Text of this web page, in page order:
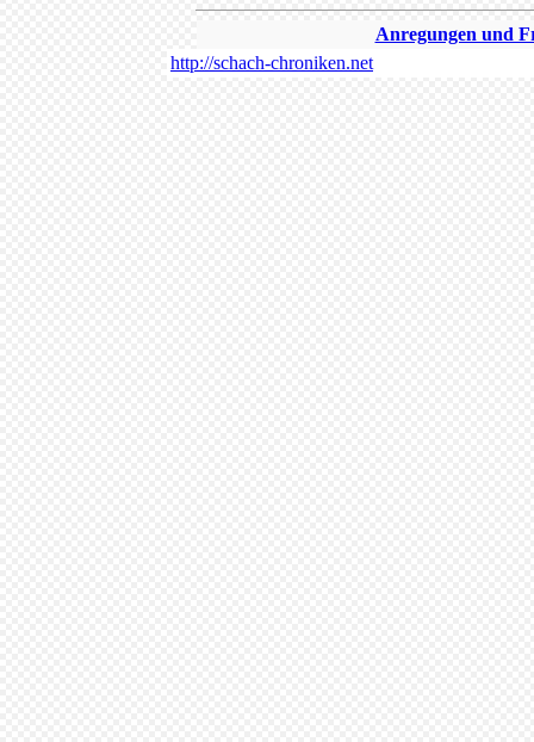
Anregungen und
http://schach-chroniken.net